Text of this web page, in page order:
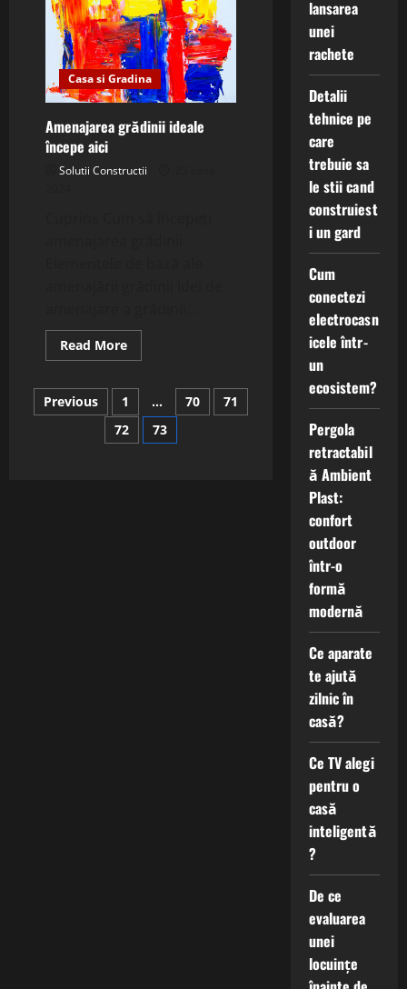
creative
cu
sticle.
Casa si Gradina
Amenajarea grădinii ideale
începe aici
Solutii Constructii
Read MoreRead
more
grădinii
ideale
începe
aici
Paginație
articole
Previous 1 … 70
71
72
73
lansarea
unei
rachete
Detalii
tehnice pe
care
trebuie sa
le stii cand
construiest
i un gard
Cum
conectezi
electrocasn
icele într-
un
ecosistem?
Pergola
retractabil
ă Ambient
Plast:
confort
outdoor
într-o
formă
modernă
Ce aparate
te ajută
zilnic în
casă?
Ce TV alegi
pentru o
casă
inteligentă
?
De ce
evaluarea
unei
locuințe